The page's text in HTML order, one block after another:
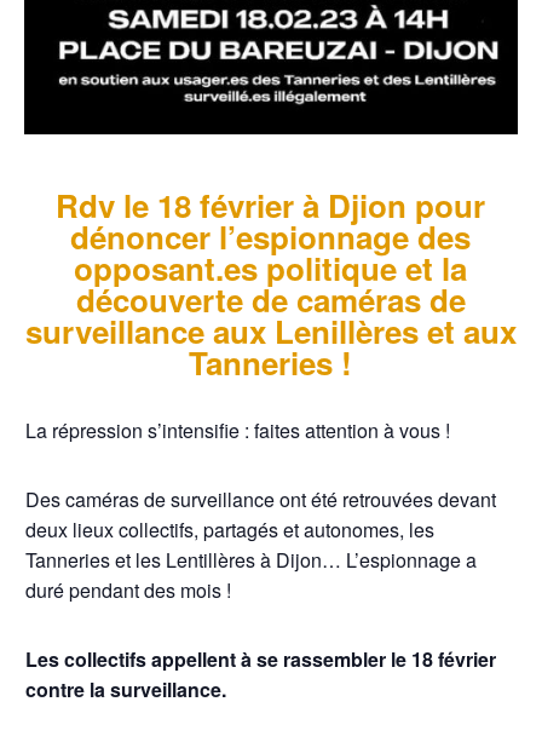
Rdv le 18 février à Djion pour
dénoncer l’espionnage des
opposant.es politique et la
découverte de caméras de
surveillance aux Lenillères et aux
Tanneries !
La répression s’intensifie : faites attention à vous !
Des caméras de surveillance ont été retrouvées devant
deux lieux collectifs, partagés et autonomes, les
Tanneries et les Lentillères à Dijon… L’espionnage a
duré pendant des mois !
Les collectifs appellent à se rassembler le 18 février
contre la surveillance.